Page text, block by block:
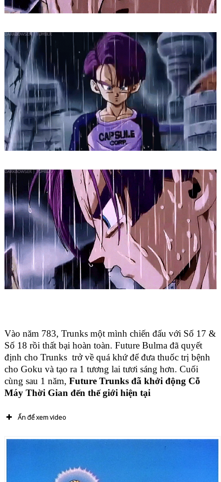
Vào năm 783, Trunks một mình chiến đấu với Số 17 &
Số 18 rồi thất bại hoàn toàn. Future Bulma đã quyết
định cho Trunks trở về quá khứ để đưa thuốc trị bệnh
cho Goku và tạo ra 1 tương lai tươi sáng hơn. Cuối
cùng sau 1 năm, Future Trunks đã khởi động Cỗ
Máy Thời Gian đến thế giới hiện tại
Ấn để xem video